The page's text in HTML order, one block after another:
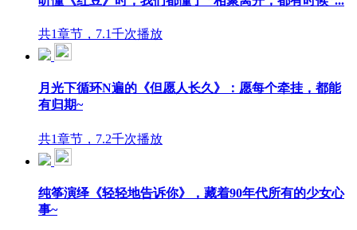
共1章节，7.1千次播放
月光下循环N遍的《但愿人长久》：愿每个牵挂，都能
有归期~
共1章节，7.2千次播放
纯筝演绎《轻轻地告诉你》，藏着90年代所有的少女心
事~